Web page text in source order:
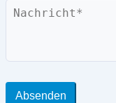
Nachricht
Absenden